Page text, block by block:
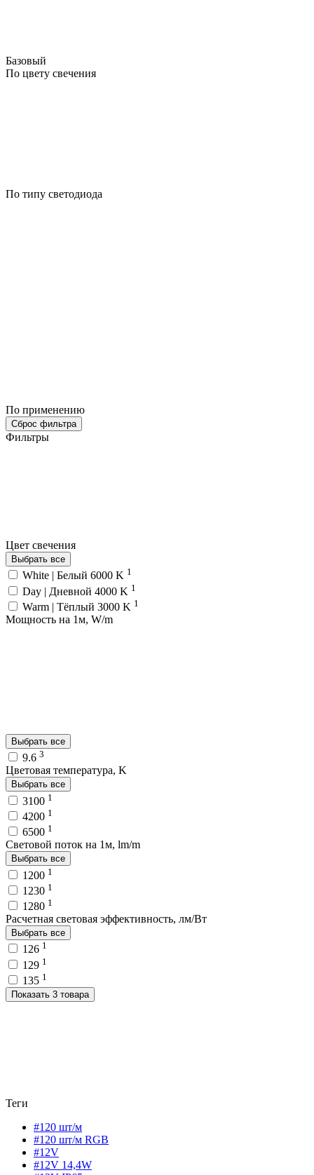
Базовый
По цвету свечения
По типу светодиода
По применению
Сброс фильтра
Фильтры
Цвет свечения
Выбрать все
White | Белый 6000 K 1
Day | Дневной 4000 K 1
Warm | Тёплый 3000 K 1
Мощность на 1м, W/m
Выбрать все
9.6 3
Цветовая температура, K
Выбрать все
3100 1
4200 1
6500 1
Световой поток на 1м, lm/m
Выбрать все
1200 1
1230 1
1280 1
Расчетная световая эффективность, лм/Вт
Выбрать все
126 1
129 1
135 1
Показать 3 товара
Теги
#120 шт/м
#120 шт/м RGB
#12V
#12V 14,4W